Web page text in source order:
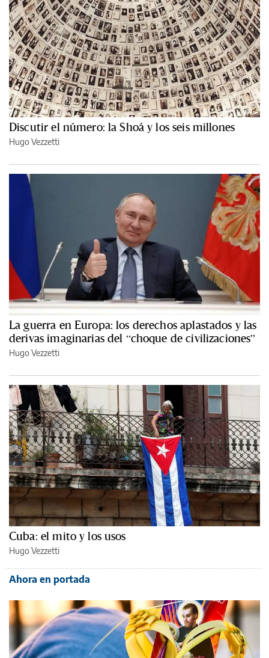
Discutir el número: la Shoá y los seis millones
Hugo Vezzetti
La guerra en Europa: los derechos aplastados y las
derivas imaginarias del “choque de civilizaciones”
Hugo Vezzetti
Cuba: el mito y los usos
Hugo Vezzetti
Ahora en portada